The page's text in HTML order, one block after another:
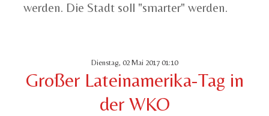
werden. Die Stadt soll "smarter" werden.
Dienstag, 02 Mai 2017 01:10
Großer Lateinamerika-Tag in
der WKO